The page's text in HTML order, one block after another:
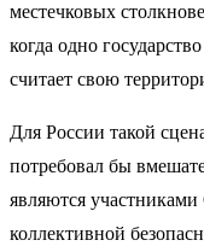
местечковых
когда одно
считает свою
Для России такой
потребовал бы
являются
коллективной